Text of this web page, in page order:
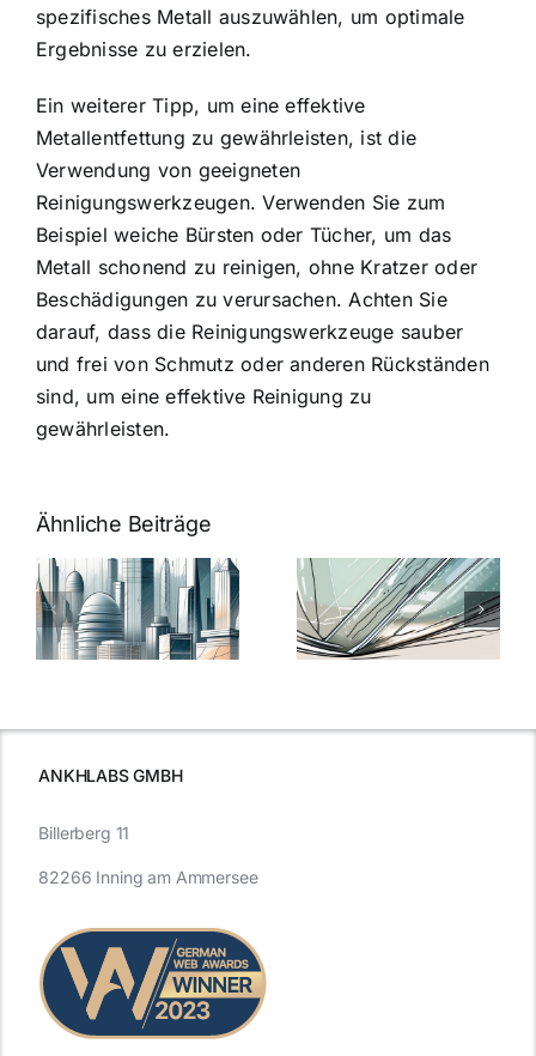
spezifisches Metall auszuwählen, um optimale
Ergebnisse zu erzielen.
Ein weiterer Tipp, um eine effektive
Metallentfettung zu gewährleisten, ist die
Verwendung von geeigneten
Reinigungswerkzeugen. Verwenden Sie zum
Beispiel weiche Bürsten oder Tücher, um das
Metall schonend zu reinigen, ohne Kratzer oder
Beschädigungen zu verursachen. Achten Sie
darauf, dass die Reinigungswerkzeuge sauber
und frei von Schmutz oder anderen Rückständen
sind, um eine effektive Reinigung zu
gewährleisten.
Ähnliche Beiträge
5 Gründe,
warum
Nanoversiegelung
auf Glas
7
Expertentipps
für maximale
ANKHLABS GMBH
Billerberg 11
82266 Inning am Ammersee